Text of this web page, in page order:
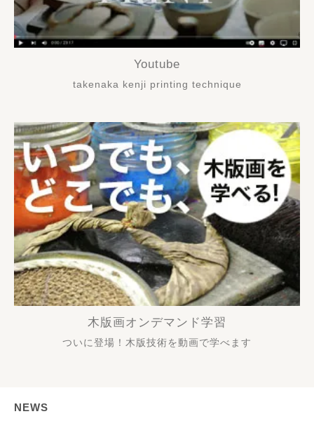
Youtube
takenaka kenji printing technique
木版画オンデマンド学習
ついに登場！木版技術を動画で学べます
NEWS